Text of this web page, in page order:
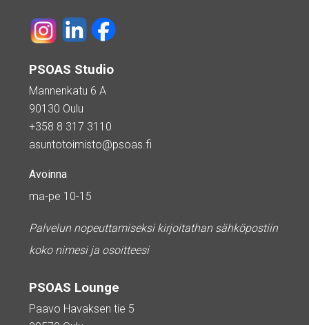
PSOAS Studio
Mannenkatu 6 A
90130 Oulu
+358 8 317 3110
asuntotoimisto@psoas.fi
Avoinna
ma-pe 10-15
Palvelun nopeuttamiseksi kirjoitathan sähköpostiin
koko nimesi ja osoitteesi
PSOAS Lounge
Paavo Havaksen tie 5